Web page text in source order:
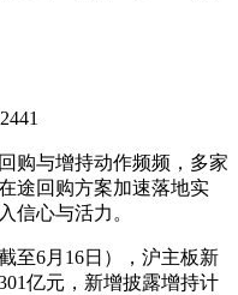
2441
与增持动作频频，多家
途回购方案加速落地实
信心与活力。
6月16日），沪主板新
亿元，新增披露增持计